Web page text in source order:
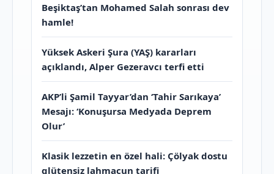
Beşiktaş’tan Mohamed Salah sonrası dev
hamle!
Yüksek Askeri Şura (YAŞ) kararları
açıklandı, Alper Gezeravcı terfi etti
AKP’li Şamil Tayyar’dan ‘Tahir Sarıkaya’
Mesajı: ‘Konuşursa Medyada Deprem
Olur’
Klasik lezzetin en özel hali: Çölyak dostu
glütensiz lahmacun tarifi